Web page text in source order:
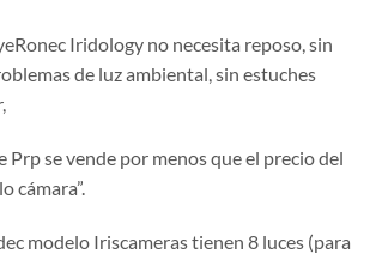
Iridology no necesita reposo, sin
de luz ambiental, sin estuches
Prp se vende por menos que el precio del
cámara”.
modelo Iriscameras tienen 8 luces (para